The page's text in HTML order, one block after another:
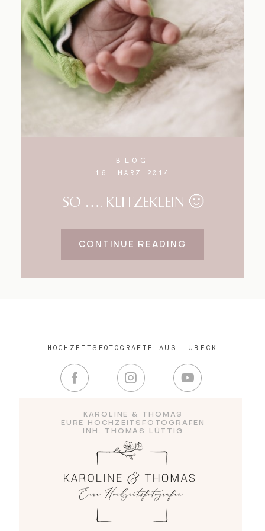
BLOG
16. MÄRZ 2014
SO …. KLITZEKLEIN 🙂
CONTINUE READING
KAROLINE & THOMAS
EURE HOCHZEITSFOTOGRAFEN
INH. THOMAS LÜTTIG
HOCHZEITSFOTOGRAFIE AUS LÜBECK
Blog
Impressum